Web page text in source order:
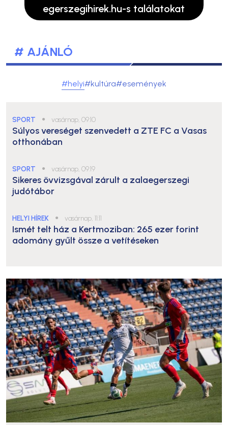
egerszegihirek.hu-s találatokat
# AJÁNLÓ
#helyi#kultúra#események
SPORT ● vasárnap, 09:10
Súlyos vereséget szenvedett a ZTE FC a Vasas
otthonában
SPORT ● vasárnap, 09:19
Sikeres övvizsgával zárult a zalaegerszegi
judótábor
HELYI HÍREK ● vasárnap, 11:11
Ismét telt ház a Kertmoziban: 265 ezer forint
adomány gyűlt össze a vetítéseken